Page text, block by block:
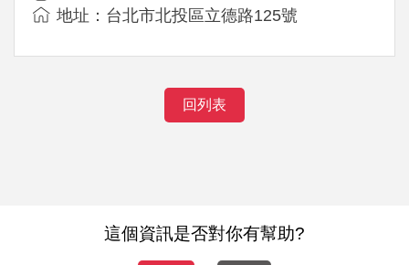
地址：台北市北投區立德路125號
回列表
這個資訊是否對你有幫助?